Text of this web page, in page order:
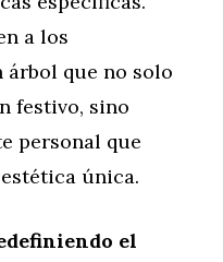
a los
árbol que no solo
festivo, sino
personal que
única.
el